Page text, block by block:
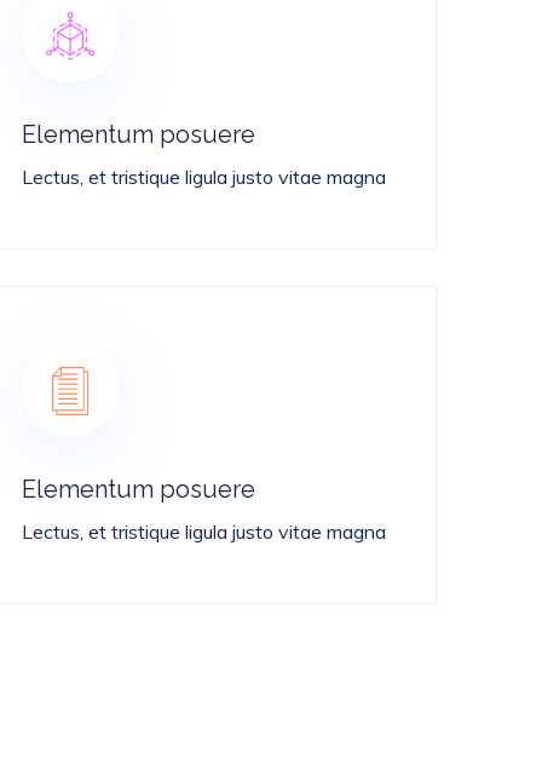
Elementum posuere
Lectus, et tristique ligula justo vitae magna
Elementum posuere
Lectus, et tristique ligula justo vitae magna